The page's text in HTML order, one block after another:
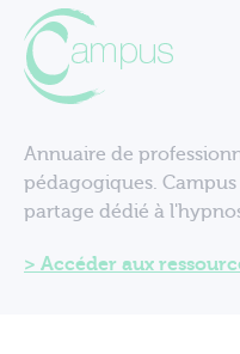
Annuaire de
pédagogiques.
partage dédié à
Accéder aux